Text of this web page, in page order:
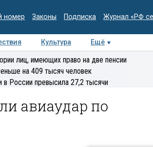
номер Законы Подписка Журнал «РФ
Культура
Ещё
Интервью Колумнисты
лиц, имеющих право на две пенсии
на 409 тысяч человек
в России превысила 27,2 тысячи
авиаудар по